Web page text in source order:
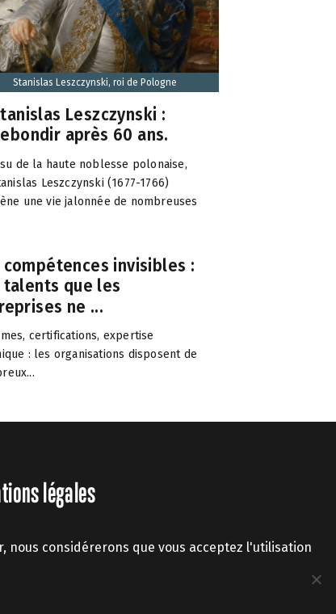
Stanislas Leszczynski, roi de Pologne
Leszczynski :
après 60 ans.
de la haute noblesse polonaise,
Leszczynski (1677-1766)
une vie jalonnée de nombreuses
compétences invisibles :
talents que les
ne ...
certifications, expertise
: les organisations disposent de
légales
|Cookies et vie privée
nous considérerons que vous acceptez l'utilisation